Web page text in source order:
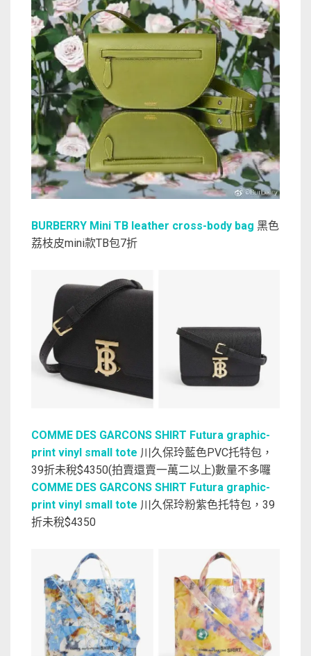
BURBERRY Mini TB leather cross-body bag 黑色
荔枝皮mini款TB包7折
COMME DES GARCONS SHIRT Futura graphic-
print vinyl small tote 川久保玲藍色PVC托特包，
39折未稅$4350(拍賣還賣一萬二以上)數量不多囉
COMME DES GARCONS SHIRT Futura graphic-
print vinyl small tote 川久保玲粉紫色托特包，39
折未稅$4350